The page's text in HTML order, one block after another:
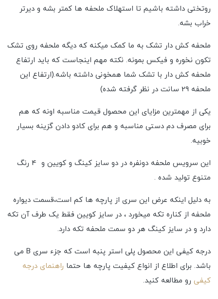
روتختی داشته باشیم تا استهلاک ملحفه ها کمتر بشه و دیرتر
خراب بشه.
ملحفه کش دار تشک به ما کمک میکنه که دیگه ملحفه روی تشک
تکون نخوره و فیکس بمونه. نکته مهم اینجاست که باید ارتفاع
ملحفه کش دار با تشک شما همخونی داشته باشه.(ارتفاع این
ملحفه 29 سانت در نظر گرفته شده)
یکی از مهمترین مزایای این محصول قیمت مناسبه اونه که هم
برای مصرف دم دستی مناسبه و هم برای کادو دادن گزینه بسیار
خوبیه.
این سرویس ملحفه دونفره در دو سایز کینگ و کویین و 4 رنگ
متنوع تولید شده .
به دلیل اینکه عرض این سری از پارچه ها کم است،قسمت دیواره
ملحفه از کناره تکه میخورد ، در سایز کویین فقط یک طرف آن تکه
دارد و در سایز کینگ هر دو سمت ملحفه تکه دارد.
درجه کیفی این محصول پلی استر پنبه است که جزء سری B می
باشد. برای اطلاع از انواع کیفیت پارچه ها حتما راهنمای درجه
کیفی رو مطالعه کنید.